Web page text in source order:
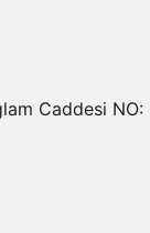
Caddesi NO: